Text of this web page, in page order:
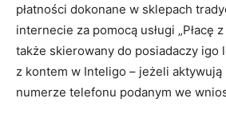
płatności dokonane w sklepach
internecie za pomocą usługi „Płacę
także skierowany do posiadaczy igo
z kontem w Inteligo – jeżeli
numerze telefonu podanym we